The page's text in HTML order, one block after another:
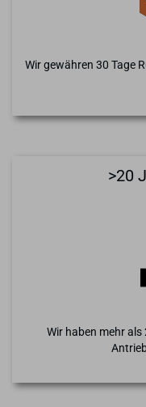
Wir gewähren 30 Tage
>20
Wir haben mehr